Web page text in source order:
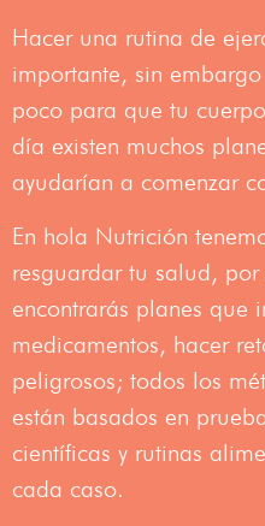
Hacer una rutina de
importante, sin
poco para que tu
día existen muchos
ayudarían a comenzar
En hola Nutrición
resguardar tu salud,
encontrarás planes que
medicamentos, hacer
peligrosos; todos los
están basados en
científicas y rutinas
cada caso.